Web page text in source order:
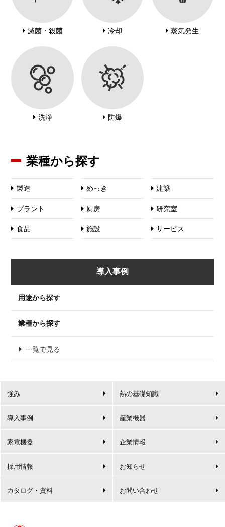
滅菌・殺菌 冷却 蒸気発生
洗浄 防爆
業種から探す
製造 めっき 建築
プラント 厨房 研究室
食品 施設 サービス
導入事例
用途から探す
業種から探す
一覧で見る
強み 熱の基礎知識
導入事例 産業機器
家電機器 企業情報
採用情報 お知らせ
カタログ・資料 お問い合わせ